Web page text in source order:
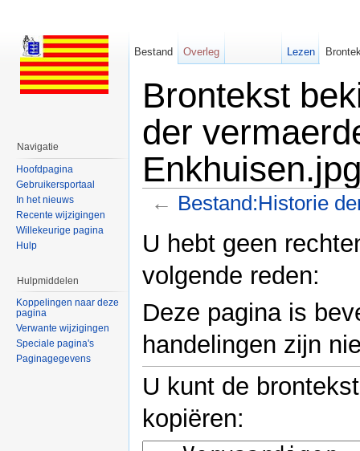
Brontekst
der
← Bestand:Historie
U hebt geen
volgende reden:
Deze pagina is
handelingen zijn
U kunt de
kopiëren:
Bestand Overleg Lezen
Navigatie
Hoofdpagina
Gebruikersportaal
In het nieuws
Recente wijzigingen
Willekeurige pagina
Hulp
Hulpmiddelen
Koppelingen naar deze
pagina
Verwante wijzigingen
Speciale pagina's
Paginagegevens